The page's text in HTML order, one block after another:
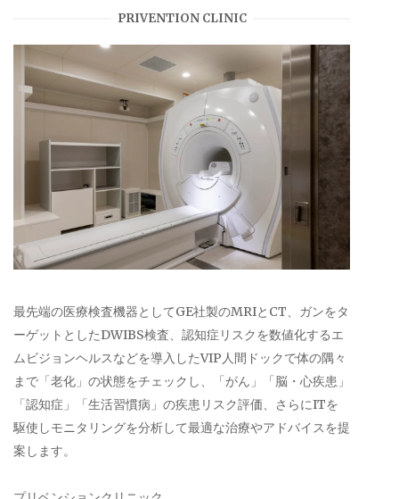
PRIVENTION CLINIC
最先端の医療検査機器としてGE社製のMRIとCT、ガンをタ
ーゲットとしたDWIBS検査、認知症リスクを数値化するエ
ムビジョンヘルスなどを導入したVIP人間ドックで体の隅々
まで「老化」の状態をチェックし、「がん」「脳・心疾患」
「認知症」「生活習慣病」の疾患リスク評価、さらにITを
駆使しモニタリングを分析して最適な治療やアドバイスを提
案します。